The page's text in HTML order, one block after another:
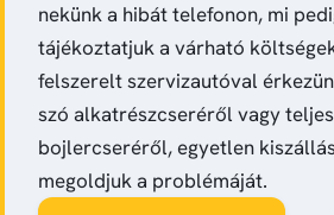
nekünk a hibát telefonon, mi
tájékoztatjuk a várható
felszerelt szervizautóval
szó alkatrészcseréről vagy teljes
bojlercseréről, egyetlen
megoldjuk a problémáját.